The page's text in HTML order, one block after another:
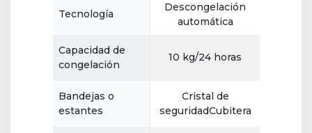
Tecnología
Descongelación
automática
Capacidad de
congelación
10 kg/24 horas
Bandejas o
estantes
Cristal de
seguridadCubitera